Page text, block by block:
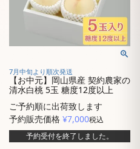
7月中旬より順次発送
【お中元】岡山県産 契約農家の
清水白桃 5玉 糖度12度以上
ご予約順に出荷致します
予約販売価格 ¥7,000税込
予約受付を終了しました。